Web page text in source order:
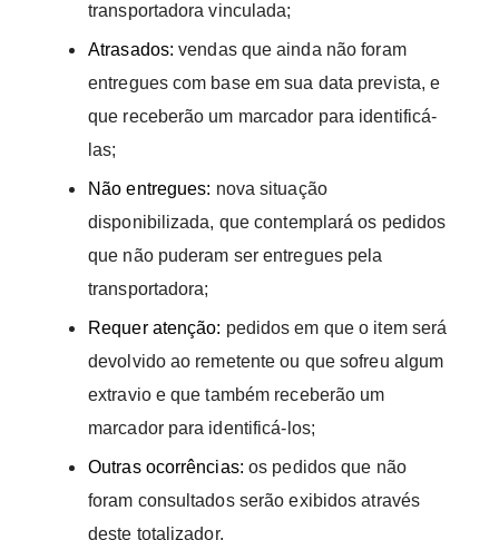
transportadora vinculada;
Atrasados: vendas que ainda não foram
entregues com base em sua data prevista, e
que receberão um marcador para identificá-
las;
Não entregues: nova situação
disponibilizada, que contemplará os pedidos
que não puderam ser entregues pela
transportadora;
Requer atenção: pedidos em que o item será
devolvido ao remetente ou que sofreu algum
extravio e que também receberão um
marcador para identificá-los;
Outras ocorrências: os pedidos que não
foram consultados serão exibidos através
deste totalizador.